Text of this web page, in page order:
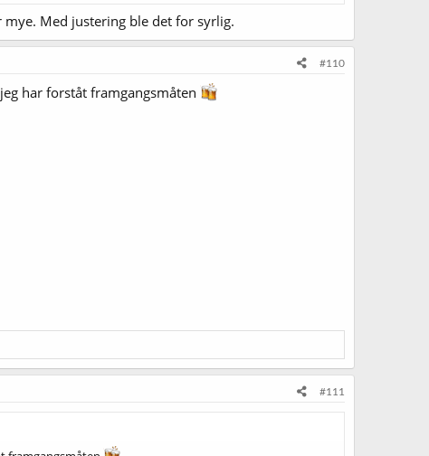
Med justering ble det for syrlig.
#110
har forståt framgangsmåten
#111